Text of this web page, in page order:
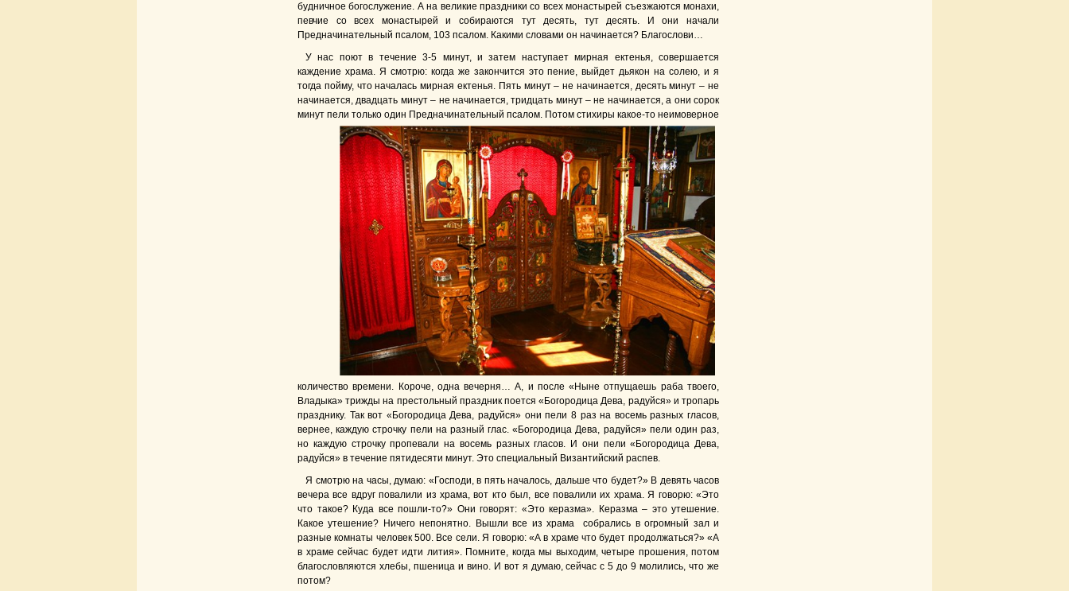
будничное богослужение. А на великие праздники со всех монастырей съезжаются монахи,
певчие со всех монастырей и собираются тут десять, тут десять. И они начали
Предначинательный псалом, 103 псалом. Какими словами он начинается? Благослови…
У нас поют в течение 3-5 минут, и затем наступает мирная ектенья, совершается
каждение храма. Я смотрю: когда же закончится это пение, выйдет дьякон на солею, и я
тогда пойму, что началась мирная ектенья. Пять минут – не начинается, десять минут – не
начинается, двадцать минут – не начинается, тридцать минут – не начинается, а они сорок
минут пели только один Предначинательный псалом. Потом стихиры какое-то неимоверное
количество времени. Короче, одна вечерня… А, и после «Ныне отпущаешь раба твоего,
Владыка» трижды на престольный праздник поется «Богородица Дева, радуйся» и тропарь
празднику. Так вот «Богородица Дева, радуйся» они пели 8 раз на восемь разных гласов,
вернее, каждую строчку пели на разный глас. «Богородица Дева, радуйся» пели один раз,
но каждую строчку пропевали на восемь разных гласов. И они пели «Богородица Дева,
радуйся» в течение пятидесяти минут. Это специальный Византийский распев.
Я смотрю на часы, думаю: «Господи, в пять началось, дальше что будет?» В девять часов
вечера все вдруг повалили из храма, вот кто был, все повалили их храма. Я говорю: «Это
что такое? Куда все пошли-то?» Они говорят: «Это керазма». Керазма – это утешение.
Какое утешение? Ничего непонятно. Вышли все из храма собрались в огромный зал и
разные комнаты человек 500. Все сели. Я говорю: «А в храме что будет продолжаться?» «А
в храме сейчас будет идти лития». Помните, когда мы выходим, четыре прошения, потом
благословляются хлебы, пшеница и вино. И вот я думаю, сейчас с 5 до 9 молились, что же
потом?